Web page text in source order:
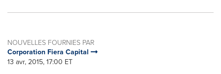
NOUVELLES FOURNIES PAR
Corporation Fiera Capital
13 avr, 2015, 17:00 ET